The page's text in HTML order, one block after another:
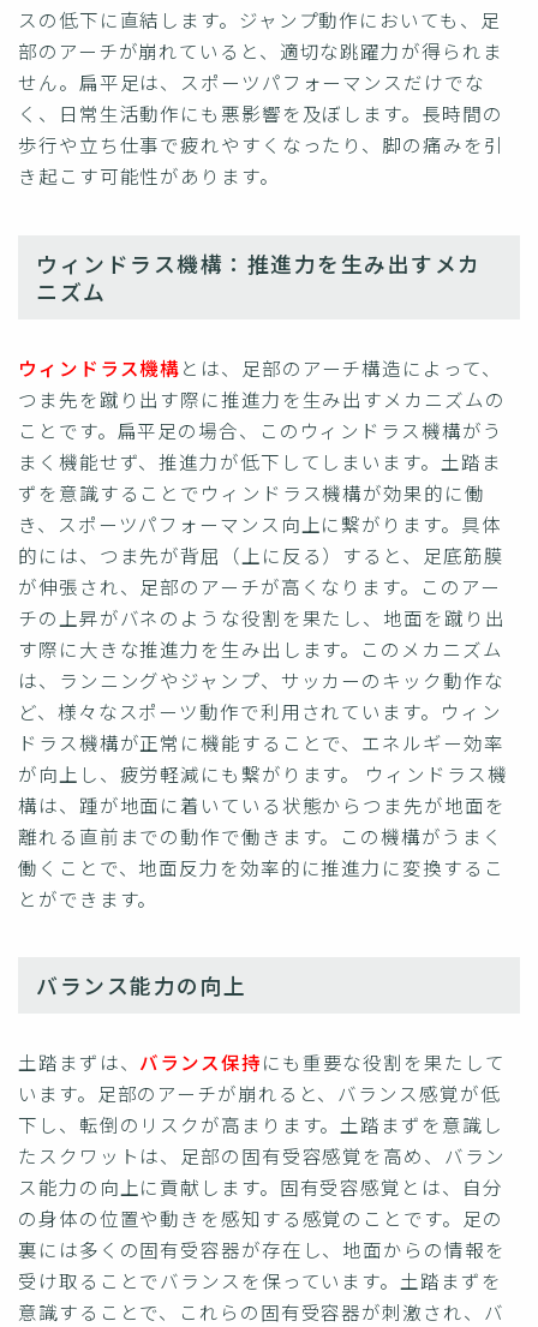
スの低下に直結します。ジャンプ動作においても、足
部のアーチが崩れていると、適切な跳躍力が得られま
せん。扁平足は、スポーツパフォーマンスだけでな
く、日常生活動作にも悪影響を及ぼします。長時間の
歩行や立ち仕事で疲れやすくなったり、脚の痛みを引
き起こす可能性があります。
ウィンドラス機構：推進力を生み出すメカ
ニズム
ウィンドラス機構とは、足部のアーチ構造によって、
つま先を蹴り出す際に推進力を生み出すメカニズムの
ことです。扁平足の場合、このウィンドラス機構がう
まく機能せず、推進力が低下してしまいます。土踏ま
ずを意識することでウィンドラス機構が効果的に働
き、スポーツパフォーマンス向上に繋がります。具体
的には、つま先が背屈（上に反る）すると、足底筋膜
が伸張され、足部のアーチが高くなります。このアー
チの上昇がバネのような役割を果たし、地面を蹴り出
す際に大きな推進力を生み出します。このメカニズム
は、ランニングやジャンプ、サッカーのキック動作な
ど、様々なスポーツ動作で利用されています。ウィン
ドラス機構が正常に機能することで、エネルギー効率
が向上し、疲労軽減にも繋がります。 ウィンドラス機
構は、踵が地面に着いている状態からつま先が地面を
離れる直前までの動作で働きます。この機構がうまく
働くことで、地面反力を効率的に推進力に変換するこ
とができます。
バランス能力の向上
土踏まずは、 バランス保持にも重要な役割を果たして
います。足部のアーチが崩れると、バランス感覚が低
下し、転倒のリスクが高まります。土踏まずを意識し
たスクワットは、足部の固有受容感覚を高め、バラン
ス能力の向上に貢献します。固有受容感覚とは、自分
の身体の位置や動きを感知する感覚のことです。足の
裏には多くの固有受容器が存在し、地面からの情報を
受け取ることでバランスを保っています。土踏まずを
意識することで、これらの固有受容器が刺激され、バ